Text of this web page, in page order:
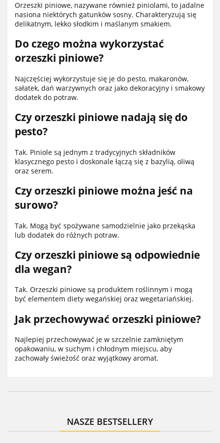
Orzeszki piniowe, nazywane również piniolami, to jadalne
nasiona niektórych gatunków sosny. Charakteryzują się
delikatnym, lekko słodkim i maślanym smakiem.
Do czego można wykorzystać
orzeszki piniowe?
Najczęściej wykorzystuje się je do pesto, makaronów,
sałatek, dań warzywnych oraz jako dekoracyjny i smakowy
dodatek do potraw.
Czy orzeszki piniowe nadają się do
pesto?
Tak. Piniole są jednym z tradycyjnych składników
klasycznego pesto i doskonale łączą się z bazylią, oliwą
oraz serem.
Czy orzeszki piniowe można jeść na
surowo?
Tak. Mogą być spożywane samodzielnie jako przekąska
lub dodatek do różnych potraw.
Czy orzeszki piniowe są odpowiednie
dla wegan?
Tak. Orzeszki piniowe są produktem roślinnym i mogą
być elementem diety wegańskiej oraz wegetariańskiej.
Jak przechowywać orzeszki piniowe?
Najlepiej przechowywać je w szczelnie zamkniętym
opakowaniu, w suchym i chłodnym miejscu, aby
zachowały świeżość oraz wyjątkowy aromat.
NASZE BESTSELLERY